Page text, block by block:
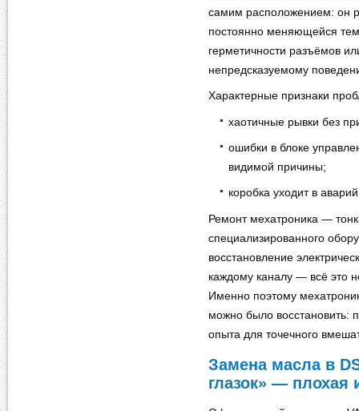
самим расположением: он
постоянно меняющейся
герметичности разъёмов
непредсказуемому
Характерные признаки
хаотичные рывки без
ошибки в блоке
видимой причины;
коробка уходит в
Ремонт мехатроника —
специализированного
восстановление
каждому каналу — всё это
Именно поэтому
можно было восстановить:
опыта для точечного
Замена масла в
глазок» — плохая